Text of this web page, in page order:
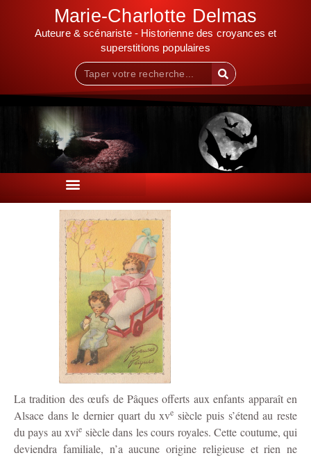
Marie-Charlotte Delmas
Auteure & scénariste - Historienne des croyances et
superstitions populaires
La tradition des œufs de Pâques offerts aux enfants apparaît en
Alsace dans le dernier quart du xve siècle puis s’étend au reste
du pays au xvie siècle dans les cours royales. Cette coutume, qui
deviendra familiale, n’a aucune origine religieuse et rien ne